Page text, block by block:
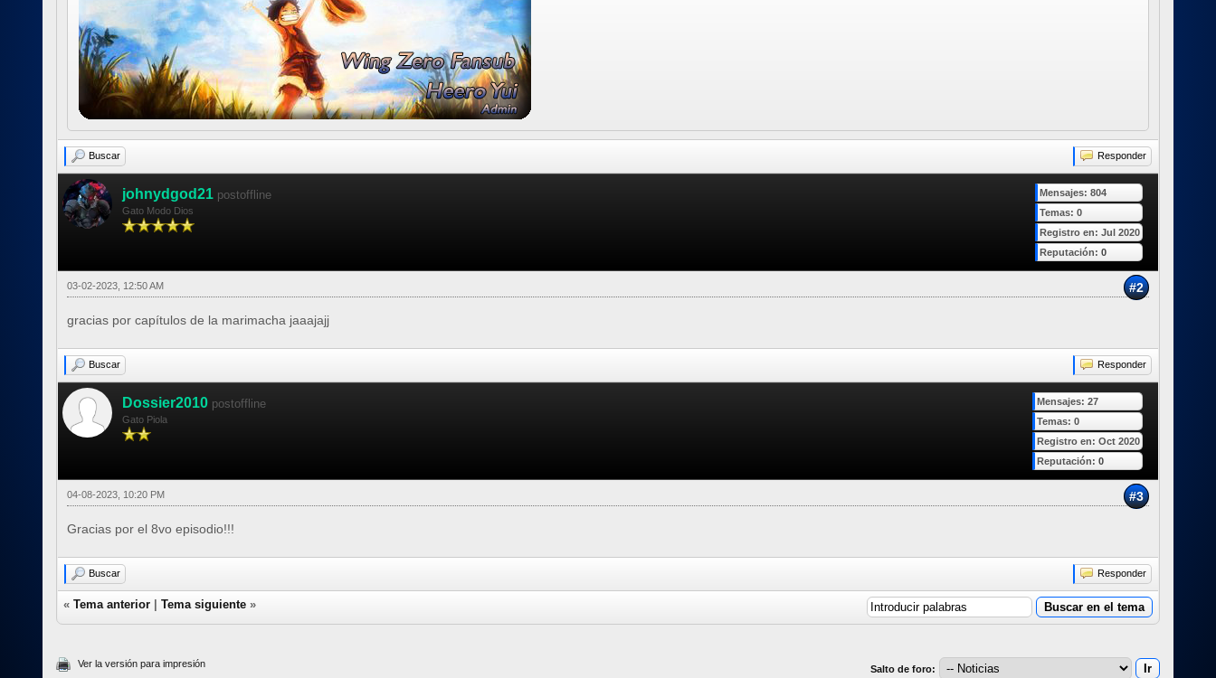
Buscar Responder
johnydgod21 postoffline
Gato Modo Dios
Mensajes: 804
Temas: 0
Registro en: Jul 2020
Reputación: 0
#2
03-02-2023, 12:50 AM
gracias por capítulos de la marimacha jaaajajj
Buscar Responder
Dossier2010 postoffline
Gato Piola
Mensajes: 27
Temas: 0
Registro en: Oct 2020
Reputación: 0
#3
04-08-2023, 10:20 PM
Gracias por el 8vo episodio!!!
Buscar Responder
« Tema anterior Tema siguiente »
Ver la versión para impresión Salto de foro: